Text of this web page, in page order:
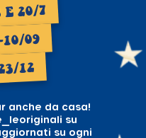
E 20/7
09
12
anche da casa!
su
su ogni